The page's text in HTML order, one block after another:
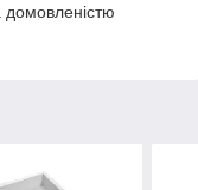
домовленістю